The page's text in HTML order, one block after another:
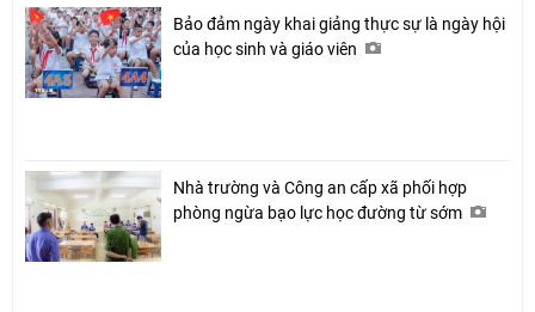
Bảo đảm ngày khai giảng thực sự là ngày hội
của học sinh và giáo viên
Nhà trường và Công an cấp xã phối hợp
phòng ngừa bạo lực học đường từ sớm